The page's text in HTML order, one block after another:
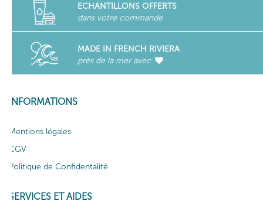
ECHANTILLONS OFFERTS
dans votre commande
MADE IN FRENCH RIVIERA
près de la mer avec
INFORMATIONS
Mentions légales
CGV
Politique de Confidentalité
SERVICES ET AIDES